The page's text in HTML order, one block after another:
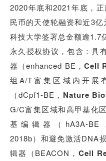
2020年底和2021年底，
民币的天使轮融资和近3
科技大学签署总金额逾1.7
永久授权协议，包含：具
器（enhanced BE，Cell
组A/T富集区域内开展
（dCpf1-BE， Nature
G/C富集区域和高甲基化
基编辑器（hA3A-BE
2018b）和避免激活DNA
辑器（BEACON， Cell